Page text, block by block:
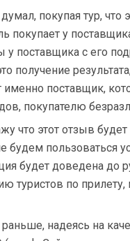
покупая тур, что
покупает у
у поставщика с его
получение
именно поставщик,
покупателю
что этот отзыв
будем пользоваться
будет доведена до
туристов по
надеясь на